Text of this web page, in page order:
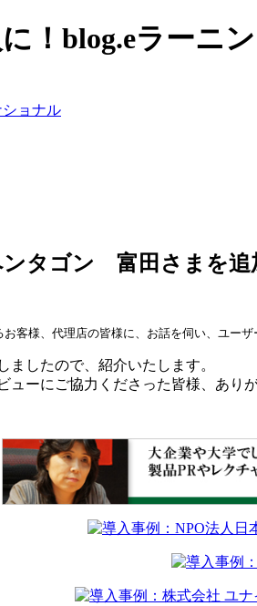
！blog.eラーニ
ョナル
タゴン 富田さまを追
客様、代理店の皆様に、お話を伺い、ユー
ましたので、紹介いたします。
ーにご協力くださった皆様、あり